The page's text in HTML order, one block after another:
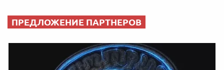
ПРЕДЛОЖЕНИЕ ПАРТНЕРОВ